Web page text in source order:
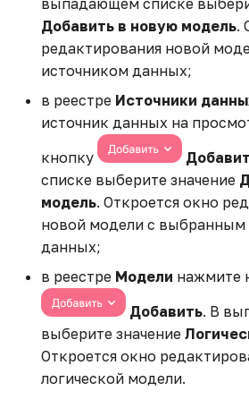
Создание модели из
источника
Общий доступ
Наследуемые права
Действия пользователей
Работа с каталогами
Заполнение
вычисляемой таблицы
Добавление
вычисляемых полей
Настройка структуры
данных
Связи данных типа JOIN
Связи данных типа
Объединение данных в
группы
Добавление иерархии
Расчетные агрегаты
Настройка
форматирования
Параметры поля в
структуре
Публикация виджета
информационной панели
Просмотр виджета
Просмотр данных в
панели
Управление фильтрами
Просмотр панели
Удаление панели
Клонирование панели
Экспорт данных
Управление публичным
доступом
Email рассылки
Виджет на HTML - KPI +
фото сотрудников
Взаимозависимые
фильтры через HTML-
Граф зависимостей
аналитических объектов
Добавление текстового
Добавление шапки в
аналитическую панель
Зависимые фильтры
виджетов
выпадающем списке
Добавить в новую модель.
редактирования новой
источником данных;
в реестре Источники
источник данных на
кнопку
списке выберите значение
модель. Откроется окно
новой модели с выбранным
данных;
в реестре Модели нажмите
Добавить. В
выберите значение
Откроется окно
логической модели.